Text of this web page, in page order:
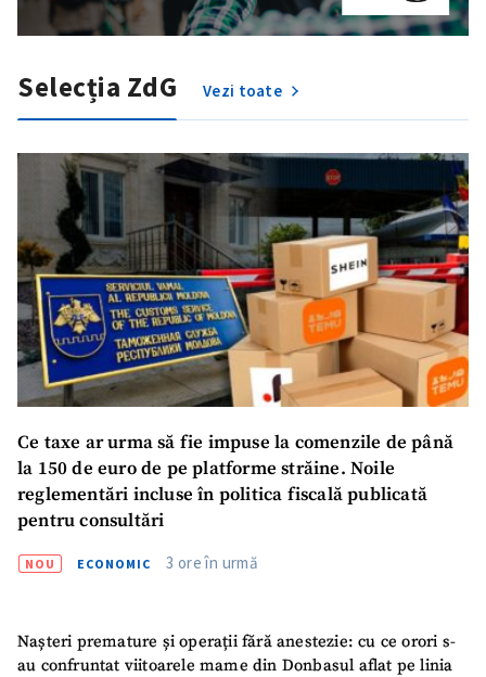
Trimite o informație
in English
на русском
Selecția ZdG Vezi toate
Ce taxe ar urma să fie impuse la comenzile de până
la 150 de euro de pe platforme străine. Noile
reglementări incluse în politica fiscală publicată
pentru consultări
NOU ECONOMIC 3 ore în urmă
Nașteri premature și operații fără anestezie: cu ce orori s-
au confruntat viitoarele mame din Donbasul aflat pe linia